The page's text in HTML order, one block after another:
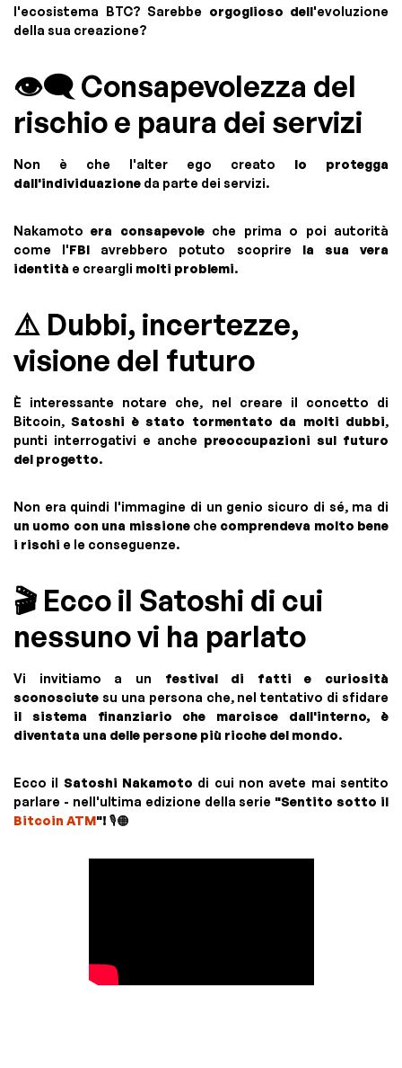
l'ecosistema BTC? Sarebbe orgoglioso dell'evoluzione
della sua creazione?
👁️‍🗨️ Consapevolezza del
rischio e paura dei servizi
Non è che l'alter ego creato lo protegga
dall'individuazione da parte dei servizi.
Nakamotoera consapevoleche prima o poi autorità
come l'FBI avrebbero potuto scoprire la sua vera
identità e creargli molti problemi.
⚠️ Dubbi, incertezze,
visione del futuro
È interessante notare che, nel creare il concetto di
Bitcoin,Satoshi è stato tormentato da molti dubbi,
punti interrogativi e anche preoccupazioni sul futuro
del progetto.
Non era quindi l'immagine di un genio sicuro di sé, ma di
un uomo con una missioneche comprendeva molto bene
i rischi e le conseguenze.
🎬 Ecco il Satoshi di cui
nessuno vi ha parlato
Vi invitiamo a un festival di fatti e curiosità
sconosciute su una persona che, nel tentativo di sfidare
il sistema finanziario che marcisce dall'interno, è
diventata una delle persone più ricche del mondo.
Ecco il Satoshi Nakamoto di cui non avete mai sentito
parlare - nell'ultima edizione della serie "Sentito sotto il
Bitcoin ATM"! 🎙️🟠